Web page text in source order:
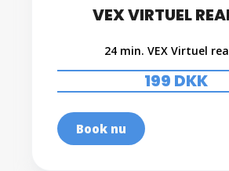
VEX VIRTUEL
24 min. VEX Virtuel
199 DKK
Book nu